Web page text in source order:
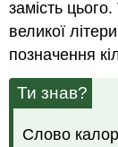
замість
великої
позначення
Ти знав?
Слово